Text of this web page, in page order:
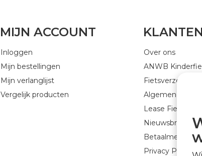
MIJN ACCOUNT
Inloggen
Mijn bestellingen
Mijn verlanglijst
Vergelijk producten
Over ons
ANWB
Fietsverzekering
Algemene
Lease Fiets
Nieuwsbrief
Privacy Policy